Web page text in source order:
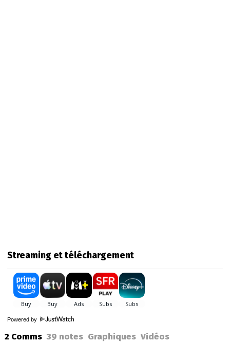
Streaming et téléchargement
Powered by
2 Comms 39 notes Graphiques Vidéos